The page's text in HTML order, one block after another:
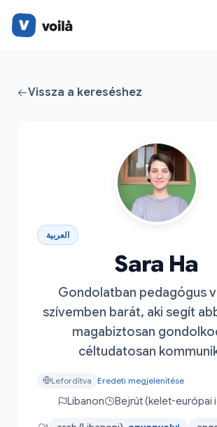
Vissza a kereséshez
العربية
Sara Ha
Gondolatban pedagógus
szívemben barát, aki segít
magabiztosan
céltudatosan
Lefordítva Eredeti megjelenítése
Libanon Bejrút (kelet-európai